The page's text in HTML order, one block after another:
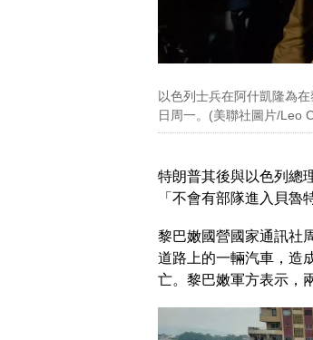
以色列士兵在阿什凱隆為
日周一。(美聯社圖片/Leo
特朗普其後與以色列總
「不會有部隊進入貝魯
黎巴嫩國營國家通訊社
道路上的一輛汽車，造
亡。黎巴嫩軍方表示，